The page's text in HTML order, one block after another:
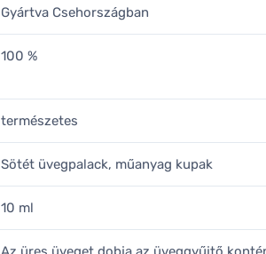
Gyártva Csehországban
100 %
természetes
Sötét üvegpalack, műanyag kupak
10 ml